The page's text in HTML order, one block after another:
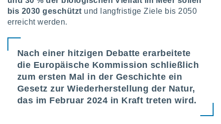
bis 2030 geschützt und langfristige Ziele bis 2050
erreicht werden.
Nach einer hitzigen Debatte erarbeitete
die Europäische Kommission schließlich
zum ersten Mal in der Geschichte ein
Gesetz zur Wiederherstellung der Natur,
das im Februar 2024 in Kraft treten wird.